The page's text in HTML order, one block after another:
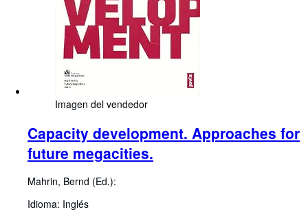
Imagen del vendedor
Capacity development. Approaches for
future megacities.
Mahrin, Bernd (Ed.):
Idioma: Inglés